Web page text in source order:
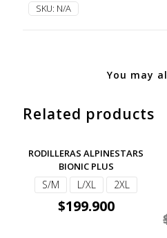
NEGRO
SKU: N/A
You may
Related products
RODILLERAS ALPINESTARS
BIONIC PLUS
S/M L/XL 2XL
$199.900